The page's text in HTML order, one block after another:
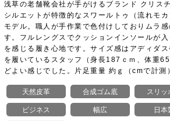
浅草の老舗靴会社が手がけるブランド クリス
シルエットが特徴的なスワールトゥ（流れモ
モデル。職人が手作業で色付けしておりムラ
す。フルレングスでクッションインソールが
を感じる履き心地です。サイズ感はアディダ
を履いているスタッフ（身長187ｃｍ、体重
どよい感じでした。片足重量 約ｇ（cmで計測
天然皮革 合成ゴム底 スリッ
ビジネス 幅広 日本